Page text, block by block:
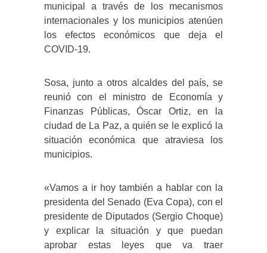
municipal a través de los mecanismos
internacionales y los municipios atenúen
los efectos económicos que deja el
COVID-19.
Sosa, junto a otros alcaldes del país, se
reunió con el ministro de Economía y
Finanzas Públicas, Óscar Ortiz, en la
ciudad de La Paz, a quién se le explicó la
situación económica que atraviesa los
municipios.
«Vamos a ir hoy también a hablar con la
presidenta del Senado (Eva Copa), con el
presidente de Diputados (Sergio Choque)
y explicar la situación y que puedan
aprobar estas leyes que va traer